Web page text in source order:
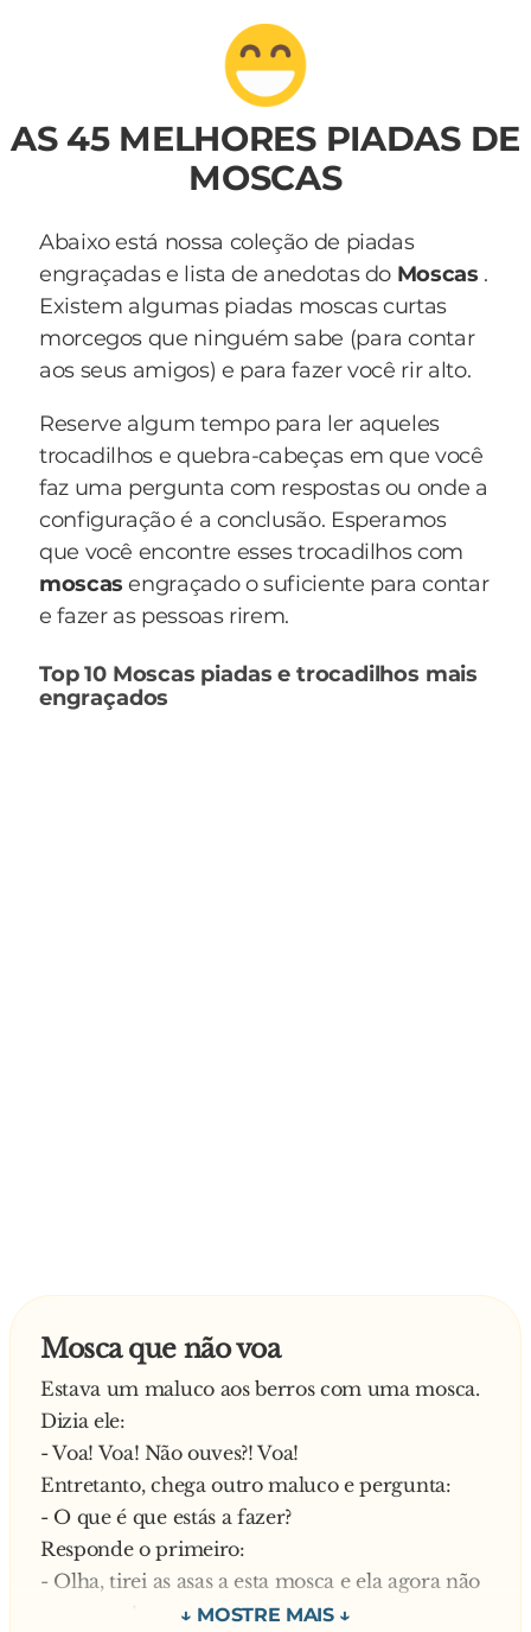
AS 45 MELHORES PIADAS DE
MOSCAS
Abaixo está nossa coleção de piadas
engraçadas e lista de anedotas do Moscas .
Existem algumas piadas moscas curtas
morcegos que ninguém sabe (para contar
aos seus amigos) e para fazer você rir alto.
Reserve algum tempo para ler aqueles
trocadilhos e quebra-cabeças em que você
faz uma pergunta com respostas ou onde a
configuração é a conclusão. Esperamos
que você encontre esses trocadilhos com
moscasengraçado o suficiente para contar
e fazer as pessoas rirem.
Top 10 Moscas piadas e trocadilhos mais
engraçados
Mosca que não voa
Estava um maluco aos berros com uma mosca.
Dizia ele:
- Voa! Voa! Não ouves?! Voa!
Entretanto, chega outro maluco e pergunta:
- O que é que estás a fazer?
Responde o primeiro:
- Olha, tirei as asas a esta mosca e ela agora não